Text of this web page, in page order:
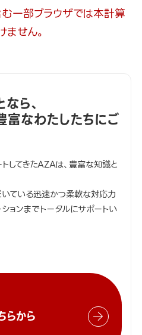
部ブラウザでは本計算
せん。
ら、
なわたしたちにご
してきたAZAは、豊富な知識と
ている迅速かつ柔軟な対応力
ョンまでトータルにサポートい
らから